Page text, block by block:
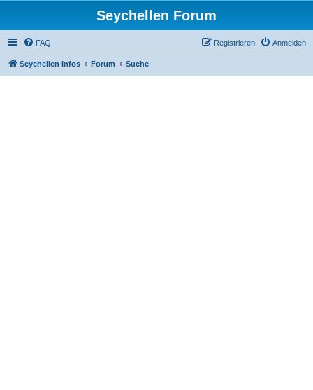
Seychellen Forum
FAQ Anmelden
Registrieren
Seychellen Infos Forum Suche